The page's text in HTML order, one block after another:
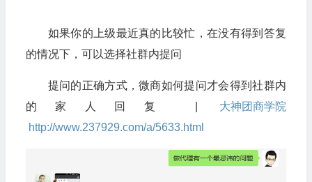
如果你的上级最近真的比较忙，在没有得到答复
的情况下，可以选择社群内提问
提问的正确方式，微商如何提问才会得到社群内
的家人回复 | 大神团商学院
http://www.237929.com/a/5633.html